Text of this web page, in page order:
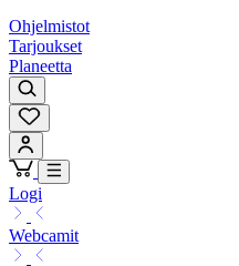
Ohjelmistot
Tarjoukset
Planeetta
Logi
Webcamit